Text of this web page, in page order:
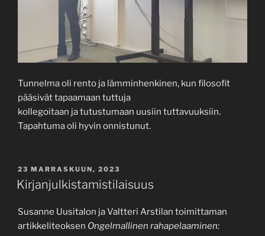
Tunnelma oli rento ja lämminhenkinen, kun filosofit
pääsivät tapaamaan tuttuja
kollegoitaan ja tutustumaan uusiin tuttavuuksiin.
Tapahtuma oli hyvin onnistunut.
JULKAISTU
23 MARRASKUUN, 2023
Kirjanjulkistamistilaisuus
Susanne Uusitalon ja Valtteri Arstilan toimittaman
artikkeliteoksen Ongelmallinen rahapelaaminen: